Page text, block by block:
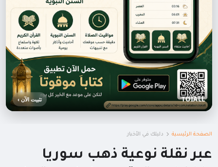
TOIALL تثبيت الآن ›
الصفحة الرئيسية دليلك في الأخبار
عبر نقلة نوعية ذهب سوريا